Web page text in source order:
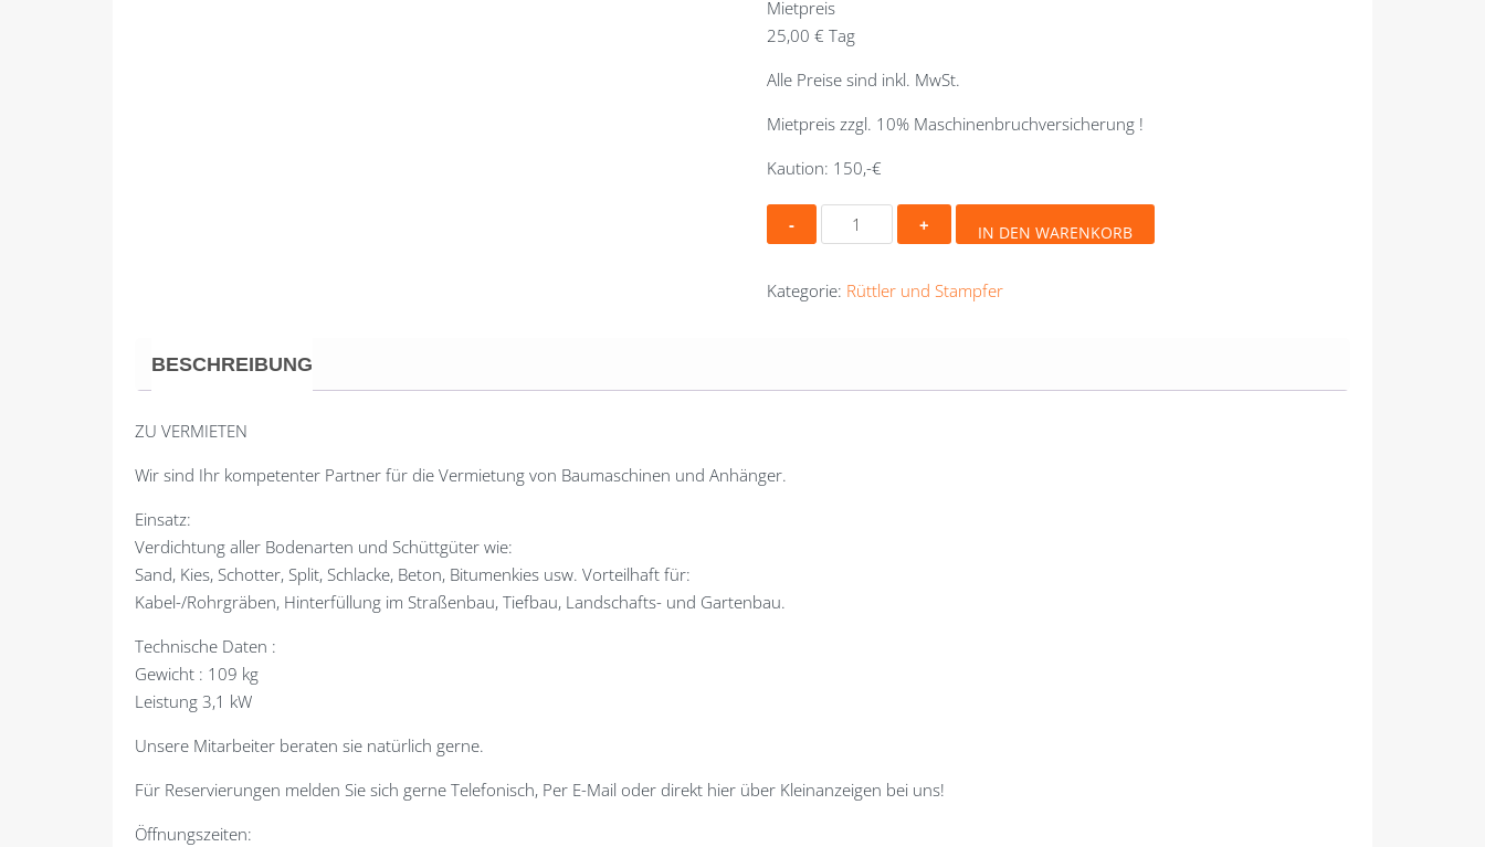
Mietpreis
25,00 € Tag
Alle Preise sind inkl. MwSt.
Mietpreis zzgl. 10% Maschinenbruchversicherung !
Kaution: 150,-€
Bomag
Vorwärtslaufende
110kg
IN DEN WARENKORB
Kategorie: Rüttler und Stampfer
BESCHREIBUNG
ZU VERMIETEN
Wir sind Ihr kompetenter Partner für die Vermietung von Baumaschinen und Anhänger.
Einsatz:
Verdichtung aller Bodenarten und Schüttgüter wie:
Sand, Kies, Schotter, Split, Schlacke, Beton, Bitumenkies usw. Vorteilhaft für:
Kabel-/Rohrgräben, Hinterfüllung im Straßenbau, Tiefbau, Landschafts- und Gartenbau.
Technische Daten :
Gewicht : 109 kg
Leistung 3,1 kW
Unsere Mitarbeiter beraten sie natürlich gerne.
Für Reservierungen melden Sie sich gerne Telefonisch, Per E-Mail oder direkt hier über Kleinanzeigen bei uns!
Öffnungszeiten: